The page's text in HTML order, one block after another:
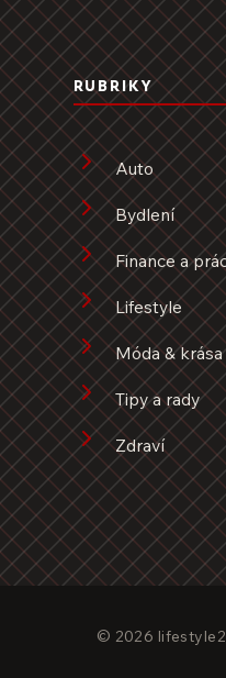
RUBRIKY
Auto
Bydlení
Finance a
Lifestyle
Móda & krása
Tipy a rady
Zdraví
© 2026